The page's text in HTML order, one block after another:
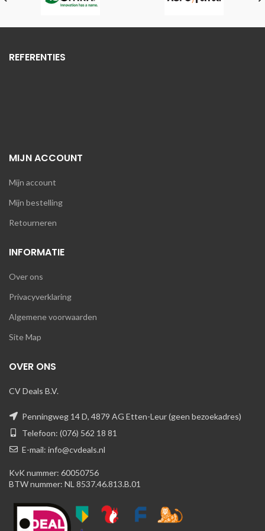
REFERENTIES
MIJN ACCOUNT
Mijn account
Mijn bestelling
Retourneren
INFORMATIE
Over ons
Privacyverklaring
Algemene voorwaarden
Site Map
OVER ONS
CV Deals B.V.
Penningweg 14 D, 4879 AG Etten-Leur (geen bezoekadres)
Telefoon: (076) 562 18 81
E-mail: info@cvdeals.nl
KvK nummer: 60050756
BTW nummer: NL 8537.46.813.B.01